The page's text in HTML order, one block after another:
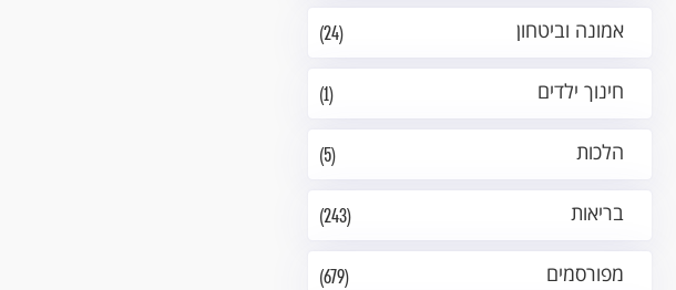
(24) אמונה וביטחון
(1) חינוך ילדים
(5) הלכות
(243) בריאות
(679) מפורסמים